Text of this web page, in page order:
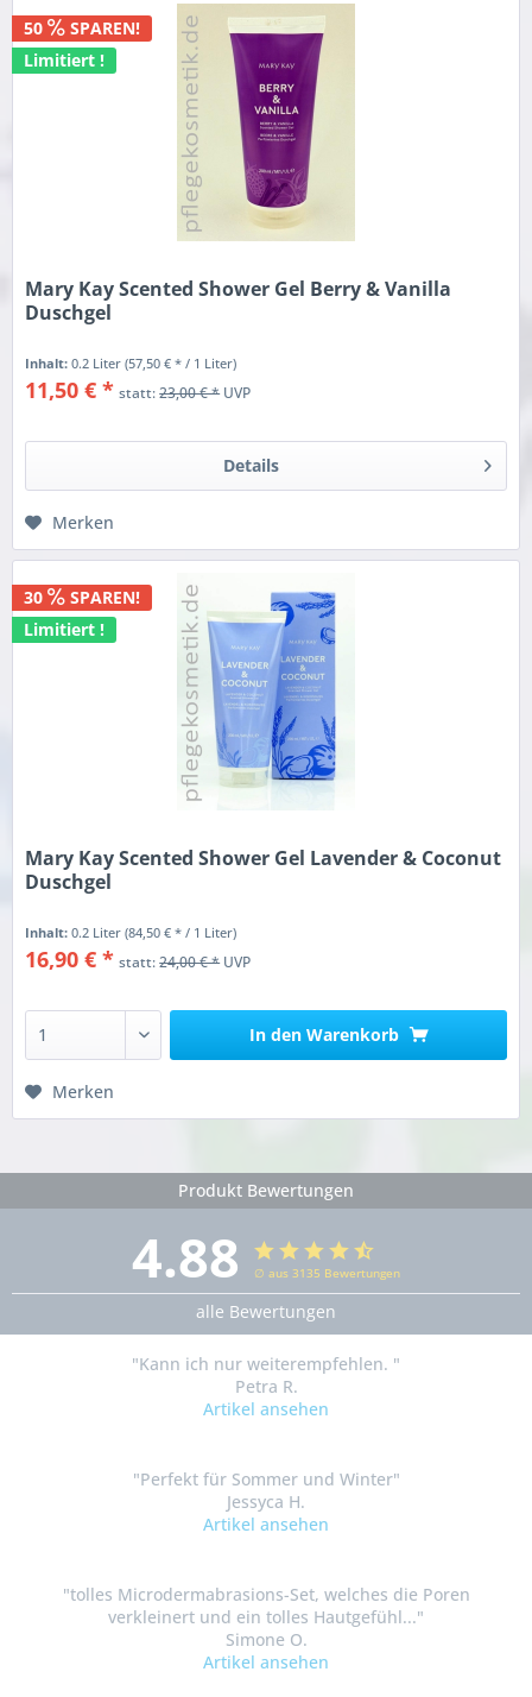
50
SPAREN!
Limitiert !
Mary Kay Scented Shower Gel Berry & Vanilla
Duschgel
Inhalt:0.2 Liter(57,50 € * / 1 Liter)
11,50 € * statt:23,00 € *UVP
Details
Merken
30
SPAREN!
Limitiert !
Mary Kay Scented Shower Gel Lavender & Coconut
Duschgel
Inhalt:0.2 Liter(84,50 € * / 1 Liter)
16,90 € * statt:24,00 € *UVP
In den Warenkorb
Merken
Produkt Bewertungen
4.88 ∅ aus 3135 Bewertungen
alle Bewertungen
"Kann ich nur weiterempfehlen. "
Petra R.
Artikel ansehen
"Perfekt für Sommer und Winter"
Jessyca H.
Artikel ansehen
"tolles Microdermabrasions-Set, welches die Poren
verkleinert und ein tolles Hautgefühl..."
Simone O.
Artikel ansehen